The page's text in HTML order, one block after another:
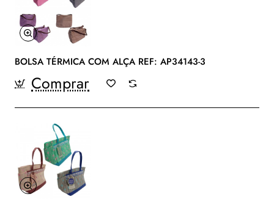
BOLSA TÉRMICA COM ALÇA REF: AP34143-3
Comprar